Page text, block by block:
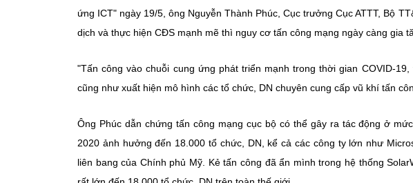
ứng ICT" ngày 19/5, ông Nguyễn Thành Phúc, Cục trưởng Cục ATTT, Bộ
dịch và thực hiện CĐS mạnh mẽ thì nguy cơ tấn công mạng ngày càng gia
"Tấn công vào chuỗi cung ứng phát triển mạnh trong thời gian COVID-
cũng như xuất hiện mô hình các tổ chức, DN chuyên cung cấp vũ khí tấn
Ông Phúc dẫn chứng tấn công mạng cục bộ có thể gây ra tác động ở
2020 ảnh hưởng đến 18.000 tổ chức, DN, kể cả các công ty lớn như
liên bang của Chính phủ Mỹ. Kẻ tấn công đã ẩn mình trong hệ thống